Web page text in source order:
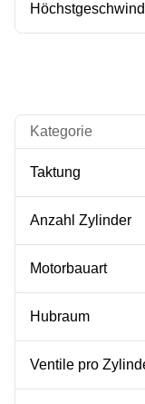
Kategorie
Taktung
Anzahl Zylinder
Motorbauart
Hubraum
Ventile pro